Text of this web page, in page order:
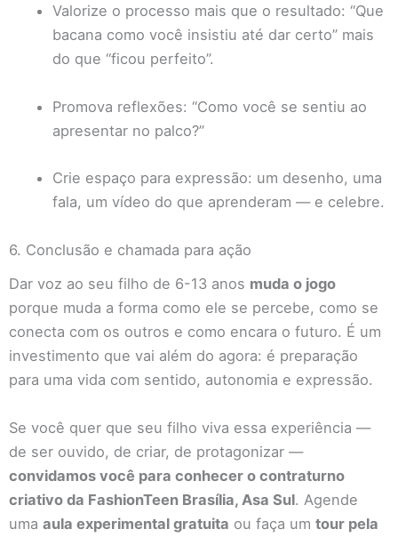
Valorize o processo mais que o resultado: “Que
bacana como você insistiu até dar certo” mais
do que “ficou perfeito”.
Promova reflexões: “Como você se sentiu ao
apresentar no palco?”
Crie espaço para expressão: um desenho, uma
fala, um vídeo do que aprenderam — e celebre.
6. Conclusão e chamada para ação
Dar voz ao seu filho de 6-13 anos muda o jogo
porque muda a forma como ele se percebe, como se
conecta com os outros e como encara o futuro. É um
investimento que vai além do agora: é preparação
para uma vida com sentido, autonomia e expressão.
Se você quer que seu filho viva essa experiência —
de ser ouvido, de criar, de protagonizar —
convidamos você para conhecer o contraturno
criativo da FashionTeen Brasília, Asa Sul. Agende
uma aula experimental gratuita ou faça um tour pela